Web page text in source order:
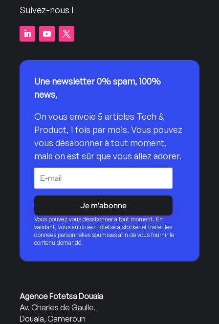
Suivez-nous !
Une newsletter 0% spam, 100%
news,
On vous envoie 5 articles Tech &
Product, 1 fois par mois. Vous pouvez
vous désabonner à tout moment,
mais on est sûr que vous allez adorer.
Je m'abonne
Vous pouvez vous désabonner à tout moment. En
validant, vous autorisez Fotetsa à stocker et traiter les
données personnelles soumises afin de vous fournir le
contenu demandé.
Agence Fotetsa Douala
Av. Charles de Gaulle,
Douala, Cameroun